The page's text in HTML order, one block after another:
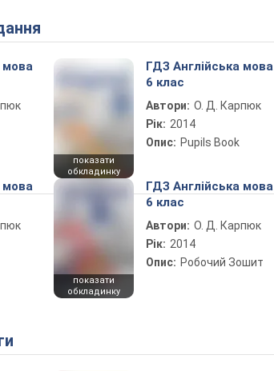
мова
показати
обкладинку
ГДЗ Англійська мова
6 клас
Автори: О. Д. Карпюк
Рік: 2014
Опис: Pupils Book
мова
показати
обкладинку
ГДЗ Англійська мова
6 клас
Автори: О. Д. Карпюк
Рік: 2014
Опис: Робочий Зошит